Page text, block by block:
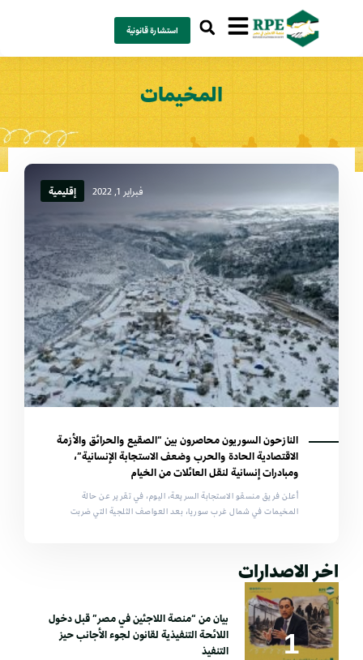
استشارة قانونية
المخيمات
فبراير 1, 2022 إقليمية
النازحون السوريون محاصرون بين “الصقيع والحرائق والأزمة
الاقتصادية الحادة والحرب وضعف الاستجابة الإنسانية”،
ومبادرات إنسانية لنقل العائلات من الخيام
أعلن فريق منسقو الاستجابة السريعة، اليوم، في تقرير عن حالة
المخيمات في شمال غرب سوريا، بعد العواصف الثلجية التي ضربت
اخر الاصدارات
بيان من “منصة اللاجئين في مصر” قبل دخول
اللائحة التنفيذية لقانون لجوء الأجانب حيز
التنفيذ